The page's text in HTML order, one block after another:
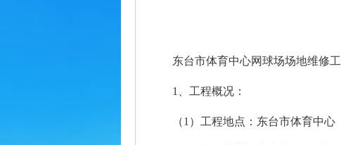
东台市体育中心网球场场地维修
1、工程概况：
（1）工程地点：东台市体育中心